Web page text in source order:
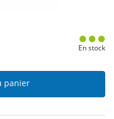
En stock
panier